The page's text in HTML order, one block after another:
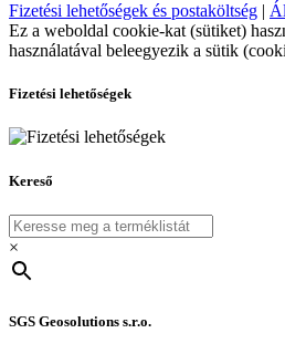
Fizetési lehetőségek és postaköltség |
Ez a weboldal cookie-kat (sütiket)
használatával beleegyezik a sütik
Fizetési lehetőségek
Kereső
×
SGS Geosolutions s.r.o.